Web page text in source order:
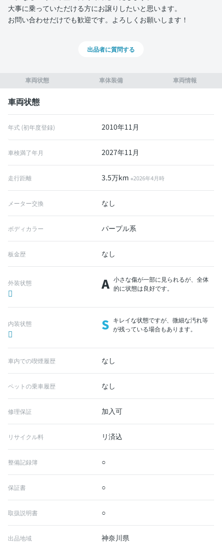
車両状態 車体装備 車両情報
車両状態
年式 (初年度登録) 2010年11月
車検満了年月 2027年11月
走行距離 3.5万km※2026年4月時
メーター交換 なし
ボディカラー パープル系
板金歴 なし
外装状態 A 小さな傷が一部に見られるが、全体
的に状態は良好です。
内装状態 S キレイな状態ですが、微細な汚れ等
が残っている場合もあります。
車内での喫煙履歴 なし
ペットの乗車履歴 なし
修理保証 加入可
リサイクル料 リ済込
整備記録簿 ○
保証書 ○
取扱説明書 ○
出品地域 神奈川県
大事に乗っていただける方にお譲りしたいと思います。
お問い合わせだけでも歓迎です。よろしくお願いします！
出品者に質問する